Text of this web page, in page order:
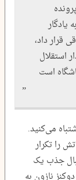
یادگار
قرار داد،
استقلال
است
می‌کنید.
را تکرار
جذب یک
نازون به